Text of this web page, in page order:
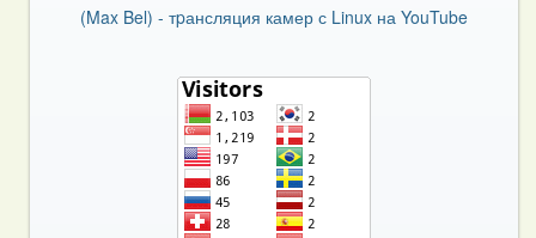
(Max Bel) - тpансляция камер с Linux на YouTube